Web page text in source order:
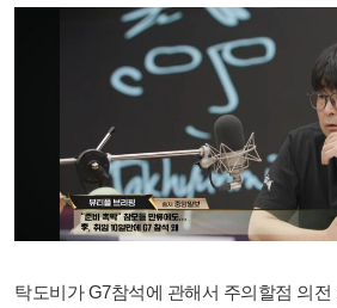
탁도비가 G7참석에 관해서 주의할점 의